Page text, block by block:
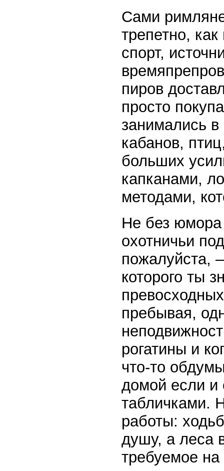
Сами
трепетно,
спорт,
пиров
просто
занимались в
кабанов,
больших
капканами,
методами,
Не без
охотничьи
пожалуйста,
которого ты
пребывая,
рогатины и
что-то
домой если и
табличками.
работы:
душу, а леса
требуемое